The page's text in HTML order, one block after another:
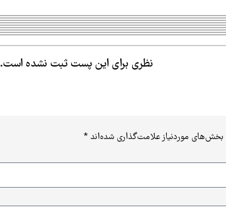
نظری برای این پست ثبت نشده است.
بخش‌های موردنیاز علامت‌گذاری شده‌اند*